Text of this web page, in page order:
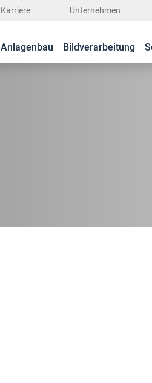
Karriere Unternehmen
Bildverarbeitung